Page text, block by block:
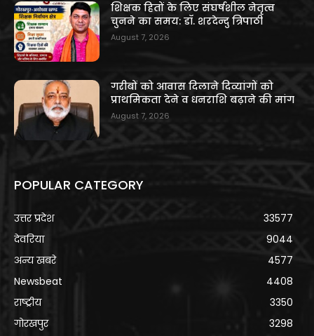
शिक्षक हितों के लिए संघर्षशील नेतृत्व
चुनने का समय: डॉ. शरदेन्दु त्रिपाठी
August 7, 2026
गरीबों को आवास दिलाने दिव्यांगों को
प्राथमिकता देने व धनराशि बढ़ाने की मांग
August 7, 2026
POPULAR CATEGORY
उत्तर प्रदेश
33577
देवरिया
9044
अन्य खबरे
4577
Newsbeat
4408
राष्ट्रीय
3350
गोरखपुर
3298